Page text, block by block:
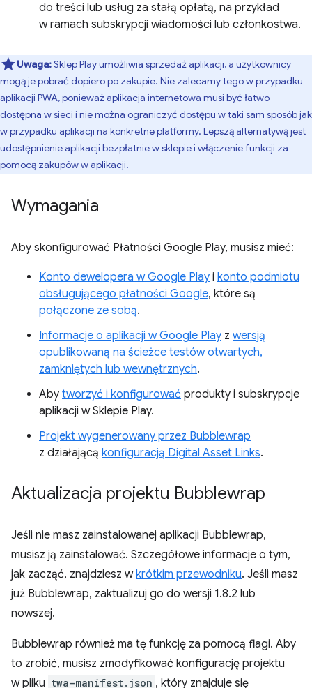
do treści lub usług za stałą opłatą, na przykład
w ramach subskrypcji wiadomości lub członkostwa.
Uwaga:Sklep Play umożliwia sprzedaż aplikacji, a użytkownicy
mogą je pobrać dopiero po zakupie. Nie zalecamy tego w przypadku
aplikacji PWA, ponieważ aplikacja internetowa musi być łatwo
dostępna w sieci i nie można ograniczyć dostępu w taki sam sposób jak
w przypadku aplikacji na konkretne platformy. Lepszą alternatywą jest
udostępnienie aplikacji bezpłatnie w sklepie i włączenie funkcji za
pomocą zakupów w aplikacji.
Wymagania
Aby skonfigurować Płatności Google Play, musisz mieć:
Konto dewelopera w Google Play i konto podmiotu
obsługującego płatności Google, które są
połączone ze sobą.
Informacje o aplikacji w Google Play z wersją
opublikowaną na ścieżce testów otwartych,
zamkniętych lub wewnętrznych.
Aby tworzyć i konfigurować produkty i subskrypcje
aplikacji w Sklepie Play.
Projekt wygenerowany przez Bubblewrap
z działającą konfiguracją Digital Asset Links.
Aktualizacja projektu Bubblewrap
Jeśli nie masz zainstalowanej aplikacji Bubblewrap,
musisz ją zainstalować. Szczegółowe informacje o tym,
jak zacząć, znajdziesz wkrótkim przewodniku. Jeśli masz
już Bubblewrap, zaktualizuj go do wersji 1.8.2 lub
nowszej.
Bubblewrap również ma tę funkcję za pomocą flagi. Aby
to zrobić, musisz zmodyfikować konfigurację projektu
w pliku twa-manifest.json , który znajduje się